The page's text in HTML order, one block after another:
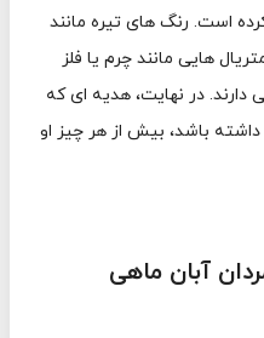
است. رنگ های تیره مانند
هایی مانند چرم یا فلز
دارند. در نهایت، هدیه ای که
داشته باشد، بیش از هر چیز او
آبان ماهی